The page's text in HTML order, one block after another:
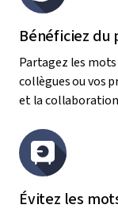
Bénéficiez
Partagez les mots
collègues ou vos
et la
Évitez les